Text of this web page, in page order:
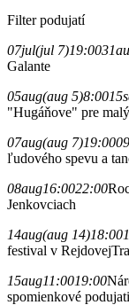
Filter podujatí
07jul(jul 7)19:0031
Galante
05aug(aug 5)8:0015
"Hugáňove" pre
07aug(aug 7)19:0009
ľudového spevu a
08aug16:0022:00
Jenkovciach
14aug(aug 14)18:00
festival v Rejdovej
15aug11:0019:00
spomienkové